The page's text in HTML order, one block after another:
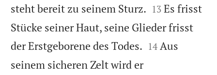
steht bereit zu seinem Sturz. 

13 Es frisst
Stücke seiner Haut, seine Glieder frisst
der Erstgeborene des Todes. 

14 Aus
seinem sicheren Zelt wird er